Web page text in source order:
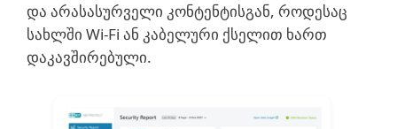
და არასასურველი კონტენტისგან, როდესაც
სახლში Wi-Fi ან კაბელური ქსელით ხართ
დაკავშირებული.